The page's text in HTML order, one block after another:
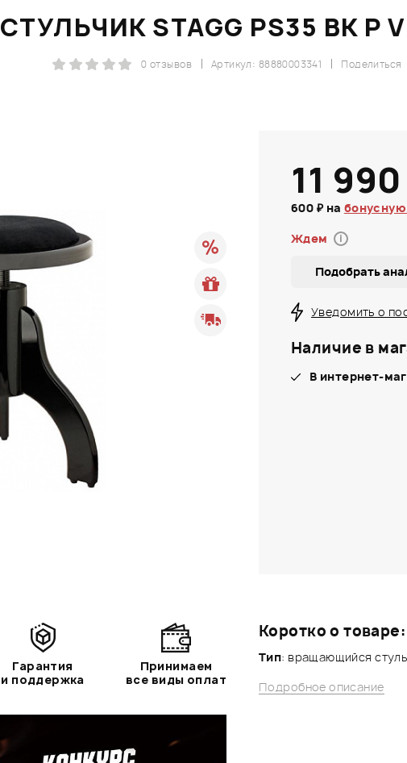
СТУЛЬЧИК STAGG PS35 BK P
Поделиться
Артикул: 88880003341
0 отзывов
Коротко о товаре:
Тип: вращающийся
Подробное описание
11
600 ₽ на бонусную
Ждем i
Подобрать
Уведомить о
Наличие в
В интернет-
Гарантия
и поддержка
Принимаем
все виды оплат